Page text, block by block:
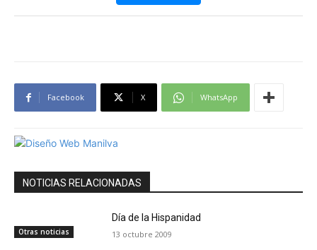
Facebook X WhatsApp
NOTICIAS RELACIONADAS
Otras noticias
Día de la Hispanidad
13 octubre 2009